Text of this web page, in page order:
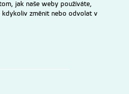
jak naše weby používáte,
kdykoliv změnit nebo odvolat v